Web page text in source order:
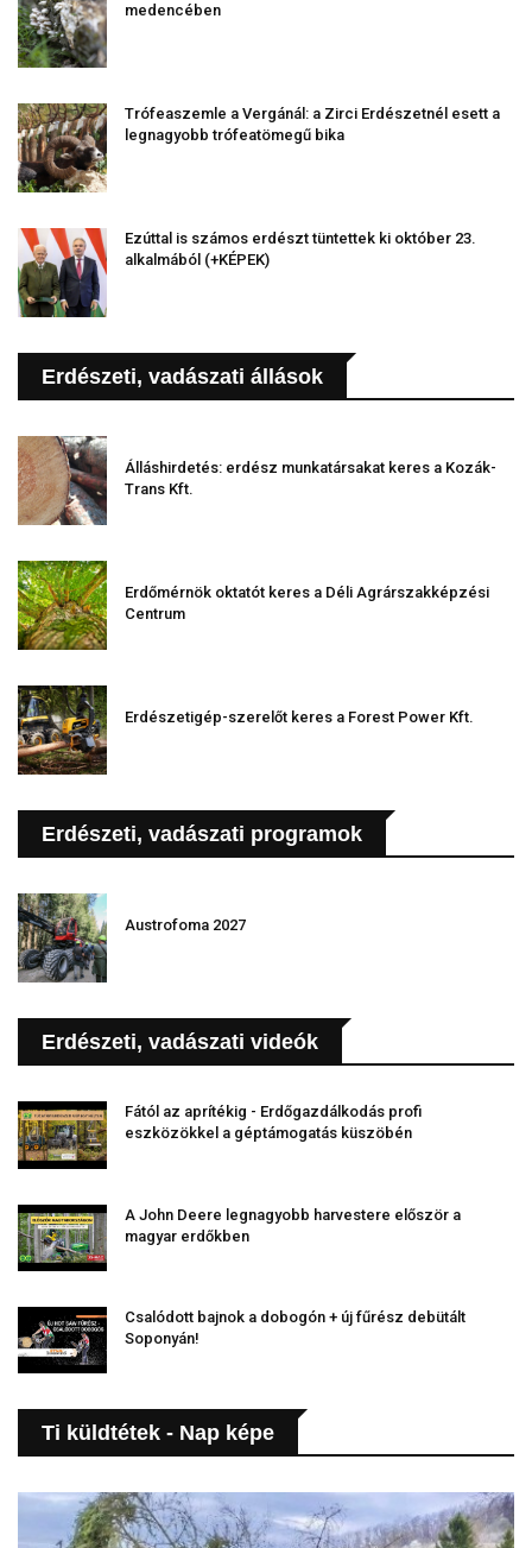
medencében
Trófeaszemle a Vergánál: a Zirci Erdészetnél esett a
legnagyobb trófeatömegű bika
Ezúttal is számos erdészt tüntettek ki október 23.
alkalmából (+KÉPEK)
Erdészeti, vadászati állások
Álláshirdetés: erdész munkatársakat keres a Kozák-
Trans Kft.
Erdőmérnök oktatót keres a Déli Agrárszakképzési
Centrum
Erdészetigép-szerelőt keres a Forest Power Kft.
Erdészeti, vadászati programok
Austrofoma 2027
Erdészeti, vadászati videók
Fától az aprítékig - Erdőgazdálkodás profi
eszközökkel a géptámogatás küszöbén
A John Deere legnagyobb harvestere először a
magyar erdőkben
Csalódott bajnok a dobogón + új fűrész debütált
Soponyán!
Ti küldtétek - Nap képe